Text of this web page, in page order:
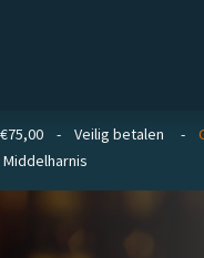
€75,00 - Veilig betalen -